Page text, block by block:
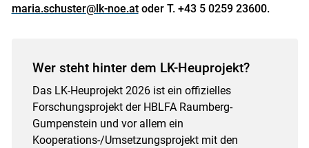
maria.schuster@lk-noe.atoder T. +43 5 0259 23600.
Wer steht hinter dem LK-Heuprojekt?
Das LK-Heuprojekt 2026 ist ein offizielles
Forschungsprojekt der HBLFA Raumberg-
Gumpenstein und vor allem ein
Kooperations-/Umsetzungsprojekt mit den